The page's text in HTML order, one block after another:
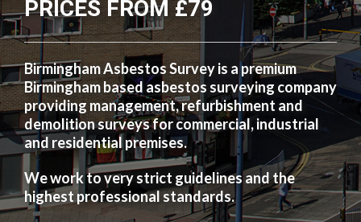
PRICES FROM £79
Birmingham Asbestos Survey is a premium
Birmingham based asbestos surveying company
providing management, refurbishment and
demolition surveys for commercial, industrial
and residential premises.
We work to very strict guidelines and the
highest professional standards.